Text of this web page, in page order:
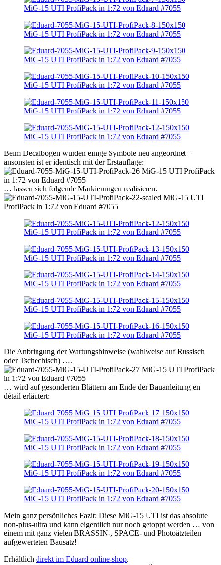
Beim Decalbogen wurden einige Symbole neu angeordnet –
ansonsten ist er identisch mit der Erstauflage:
… lassen sich folgende Markierungen realisieren:
Die Anbringung der Wartungshinweise (wahlweise auf Russisch
oder Tschechisch) ….
… wird auf gesonderten Blättern am Ende der Bauanleitung en
détail erläutert:
Mein ganz persönliches Fazit: Diese MiG-15 UTI ist das absolute
non-plus-ultra und kann eigentlich nur noch getoppt werden … von
einem mit ganz vielen BRASSIN-, SPACE- und Photoätzteilen
aufgewerteten Bausatz!
Erhältlich direkt im Eduard online-shop.